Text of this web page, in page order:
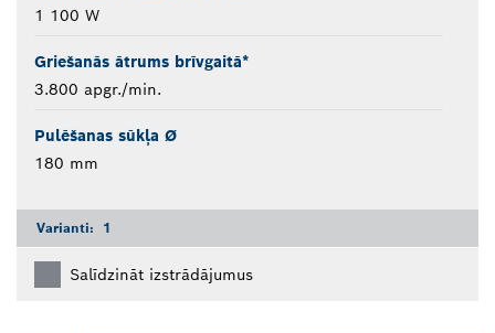
1 100 W
Griešanās ātrums brīvgaitā*
3.800 apgr./min.
Pulēšanas sūkļa Ø
180 mm
Varianti: 1
Salīdzināt izstrādājumus